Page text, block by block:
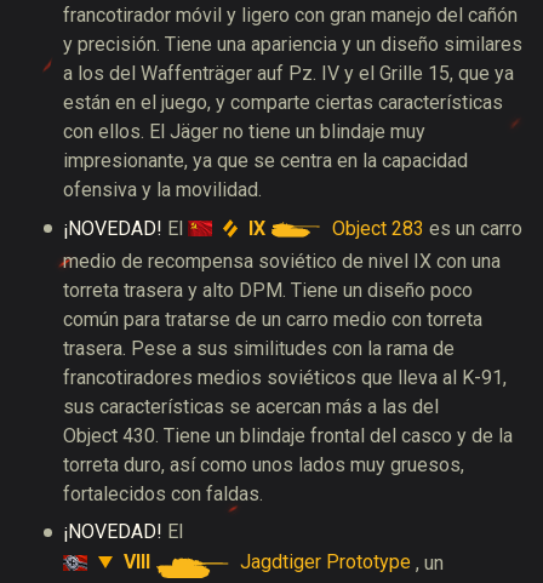
francotirador móvil y ligero con gran manejo del cañón
y precisión. Tiene una apariencia y un diseño similares
a los del Waffenträger auf Pz. IV y el Grille 15, que ya
están en el juego, y comparte ciertas características
con ellos. El Jäger no tiene un blindaje muy
impresionante, ya que se centra en la capacidad
ofensiva y la movilidad.
¡NOVEDAD! El IX Object 283 es un carro
medio de recompensa soviético de nivel IX con una
torreta trasera y alto DPM. Tiene un diseño poco
común para tratarse de un carro medio con torreta
trasera. Pese a sus similitudes con la rama de
francotiradores medios soviéticos que lleva al K-91,
sus características se acercan más a las del
Object 430. Tiene un blindaje frontal del casco y de la
torreta duro, así como unos lados muy gruesos,
fortalecidos con faldas.
¡NOVEDAD! El
VIII
Jagdtiger Prototype , un